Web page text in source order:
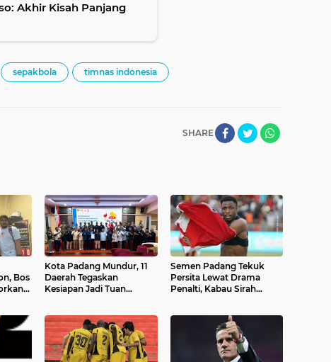
Akhir Kisah Panjang
sepakbola timnas indonesia
SHARE
Bos
Kota Padang Mundur, 11
Daerah Tegaskan
Kesiapan Jadi Tuan
Semen Padang Tekuk
Persita Lewat Drama
Penalti, Kabau Sirah